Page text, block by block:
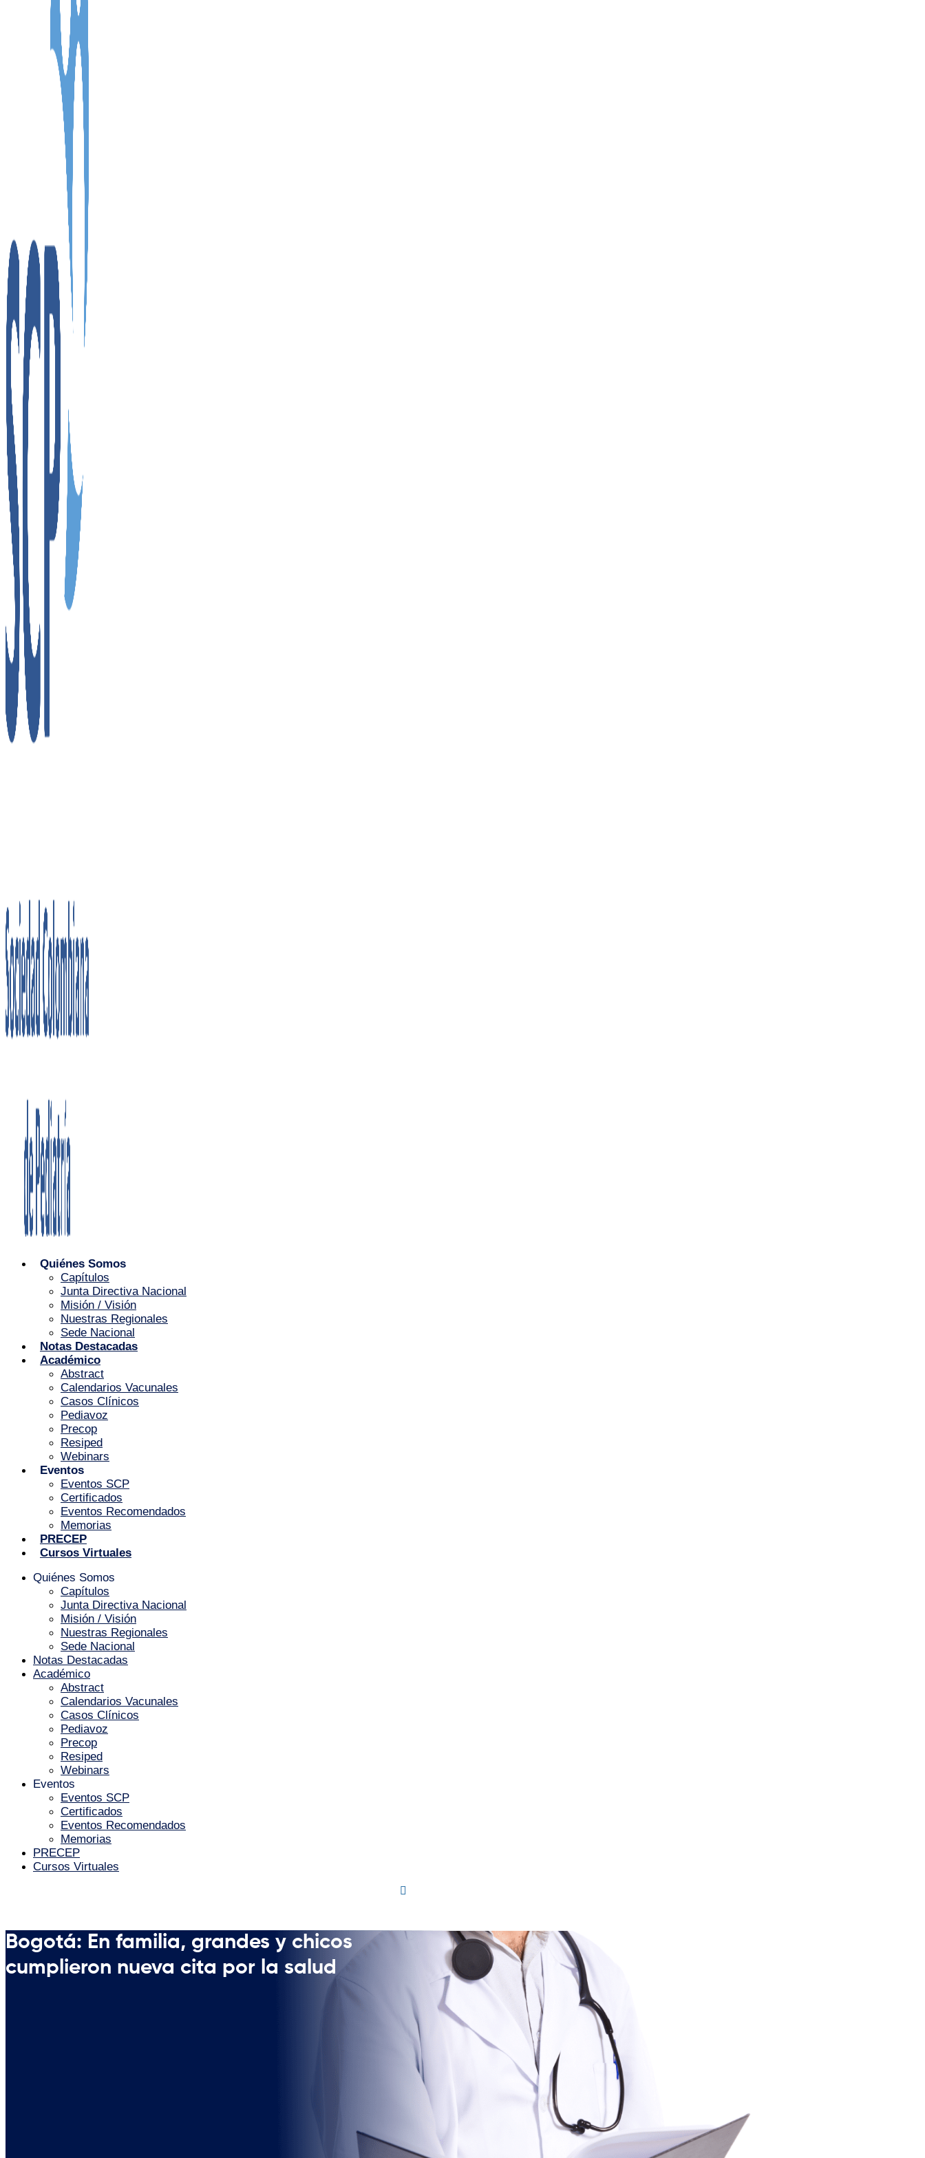
Quiénes Somos
Capítulos
Junta Directiva Nacional
Misión / Visión
Nuestras Regionales
Sede Nacional
Notas Destacadas
Académico
Abstract
Calendarios Vacunales
Casos Clínicos
Pediavoz
Precop
Resiped
Webinars
Eventos
Eventos SCP
Certificados
Eventos Recomendados
Memorias
PRECEP
Cursos Virtuales
Quiénes Somos
Capítulos
Junta Directiva Nacional
Misión / Visión
Nuestras Regionales
Sede Nacional
Notas Destacadas
Académico
Abstract
Calendarios Vacunales
Casos Clínicos
Pediavoz
Precop
Resiped
Webinars
Eventos
Eventos SCP
Certificados
Eventos Recomendados
Memorias
PRECEP
Cursos Virtuales
Bogotá: En familia, grandes y chicos
cumplieron nueva cita por la salud